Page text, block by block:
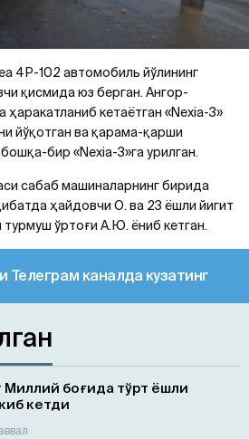
4Р-102 автомобиль йўлининг
қисмида юз берган. Ангор-
кетаётган «Nexia-3»
йўқотган ва қарама-қарши
бир «Nexia-3»га урилган.
сабаб машиналарнинг бирида
ҳайдовчи О. ва 23 ёшли йигит
турмуш ўртоғи А.Ю. ёниб кетган.
Телеграм каналда кузатинг
Миллий боғида тўрт ёшли
кетди